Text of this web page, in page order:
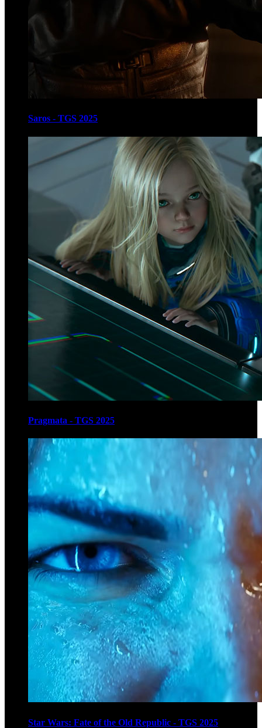
Saros - TGS 2025
Pragmata - TGS 2025
Star Wars: Fate of the Old Republic - TGS 2025